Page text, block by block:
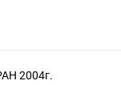
2004г.